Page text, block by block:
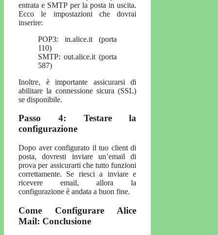
entrata e SMTP per la posta in uscita.
Ecco le impostazioni che dovrai
inserire:
POP3: in.alice.it (porta
110)
SMTP: out.alice.it (porta
587)
Inoltre, è importante assicurarsi di
abilitare la connessione sicura (SSL)
se disponibile.
Passo 4: Testare la
configurazione
Dopo aver configurato il tuo client di
posta, dovresti inviare un’email di
prova per assicurarti che tutto funzioni
correttamente. Se riesci a inviare e
ricevere email, allora la
configurazione è andata a buon fine.
Come Configurare Alice
Mail: Conclusione